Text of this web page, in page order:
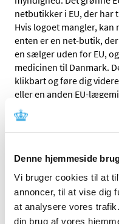
Denne hjemmeside
Vi bruger cookies til at
annoncer, til at vise dig
at analysere vores
din brug af vores
netbutikker i EU, der
Hvis logoet mangler,
enten er en net-butik,
en sælger uden for EU,
medicinen til Danmark.
klikbart og føre dig
eller en anden EU-
apoteker eller